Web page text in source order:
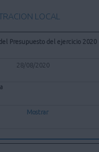
LOCAL
Presupuesto del ejercicio 2020
28/08/2020
Mostrar